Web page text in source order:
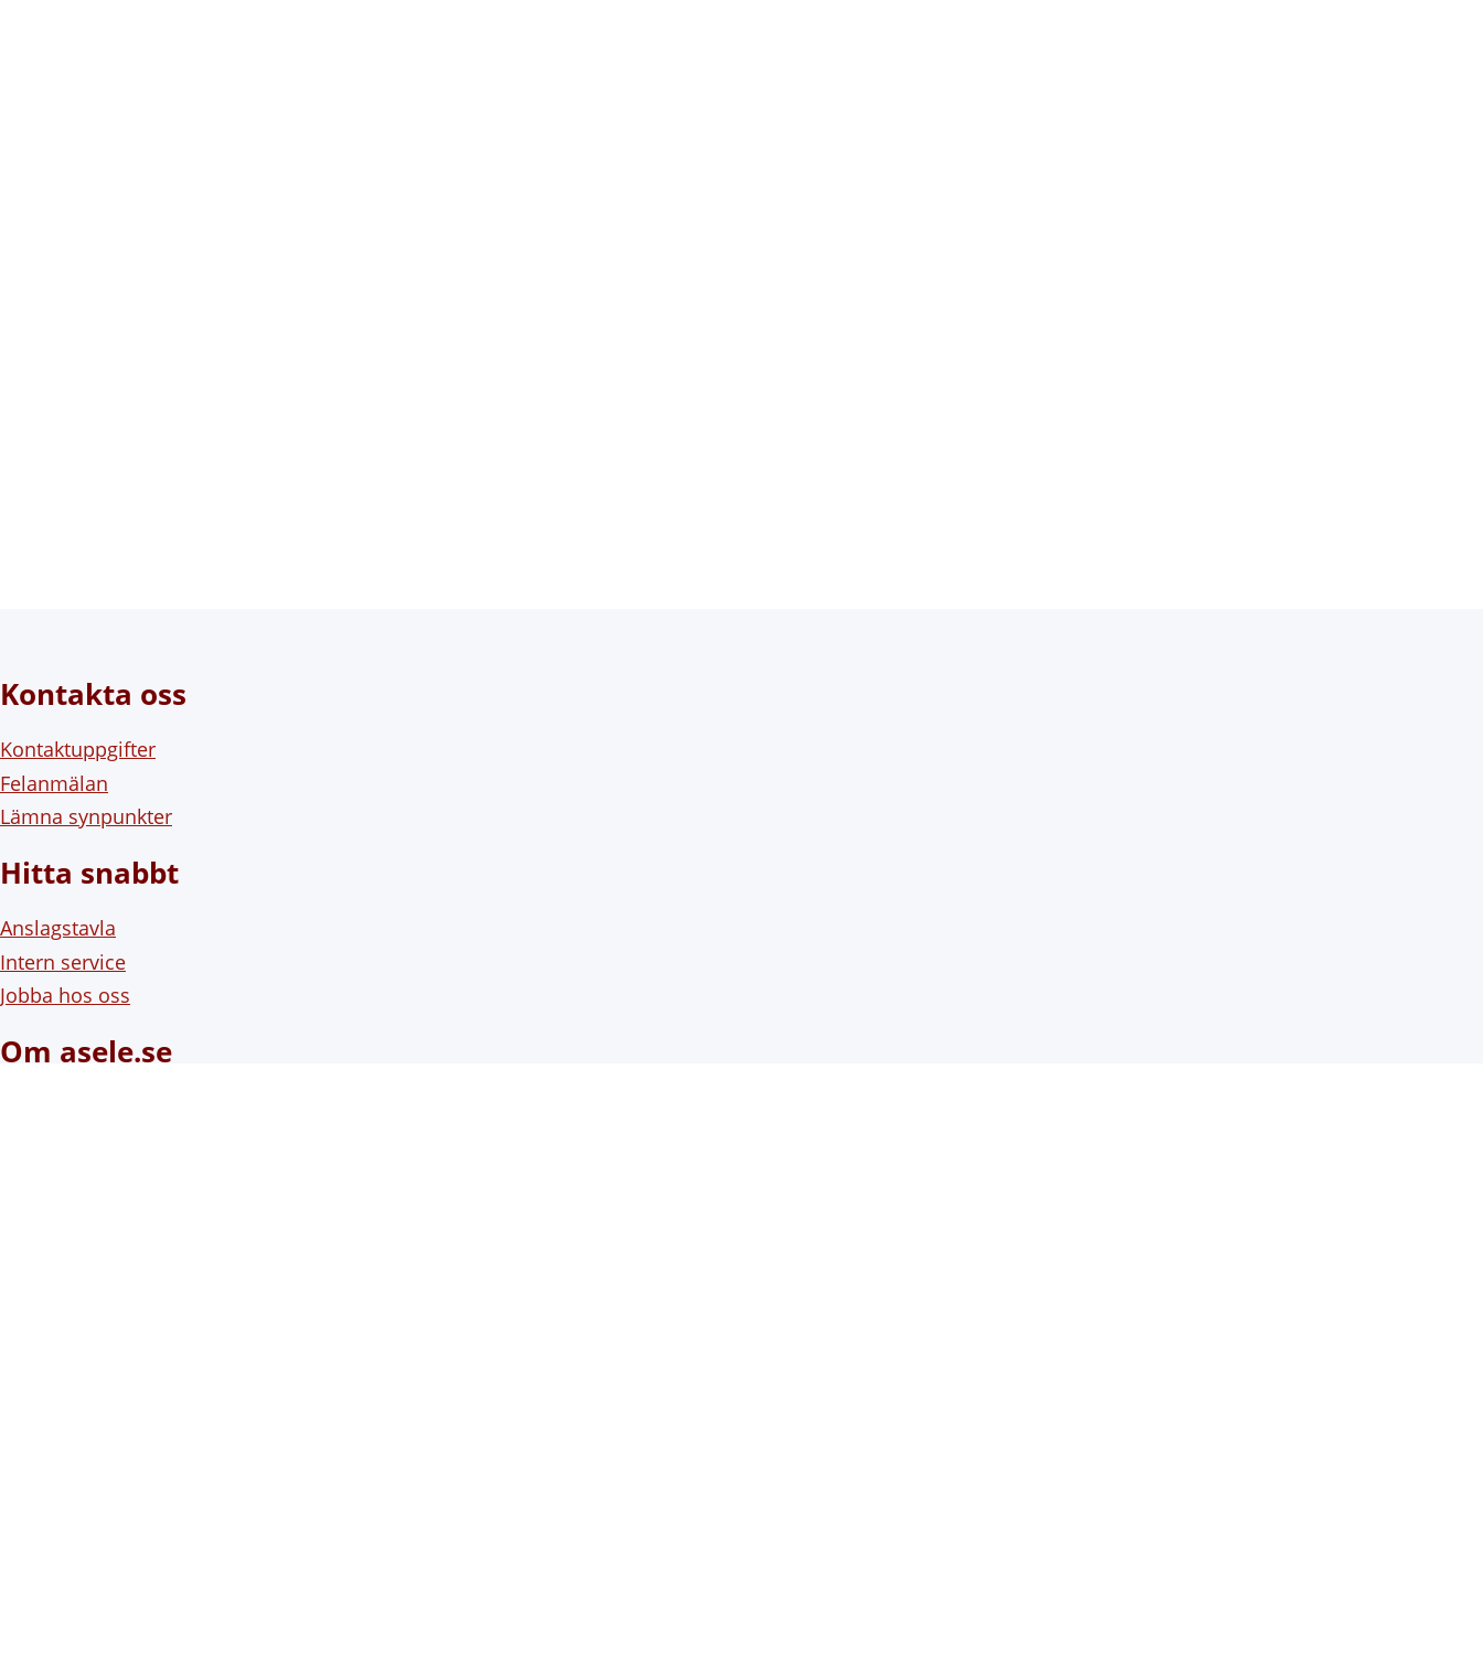
Kontakta oss
Kontaktuppgifter
Felanmälan
Lämna synpunkter
Hitta snabbt
Anslagstavla
Intern service
Jobba hos oss
Om asele.se